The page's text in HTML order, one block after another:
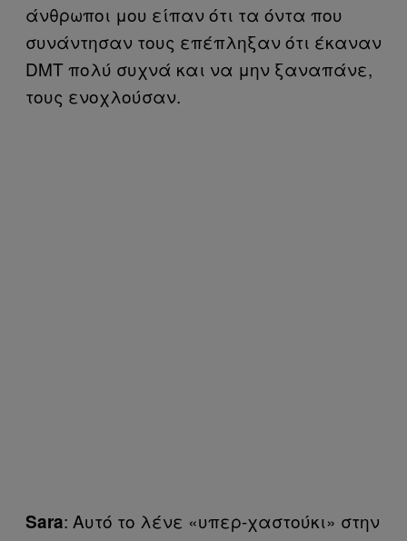
άνθρωποι μου είπαν ότι τα όντα που
συνάντησαν τους επέπληξαν ότι έκαναν
DMT πολύ συχνά και να μην ξαναπάνε,
τους ενοχλούσαν.
Sara: Αυτό το λένε «υπερ-χαστούκι» στην